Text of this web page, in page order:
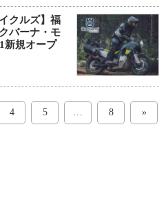
クルズ】福
バーナ・モ
新規オープ
4 5 … 8 »